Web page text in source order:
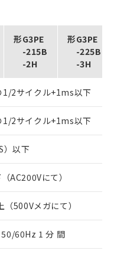
形G3PE
-215B
-2H
形G3PE
-225B
-3H
1/2サイクル+1ms以下
1/2サイクル+1ms以下
）以下
AC200Vにて）
500Vメガにて）
60Hz 1 分 間